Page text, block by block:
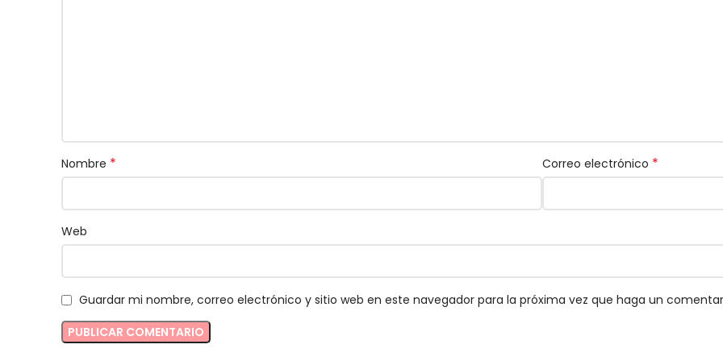
Nombre * Correo electrónico *
Web
Guardar mi nombre, correo electrónico y sitio web en este navegador para la próxima vez que haga un